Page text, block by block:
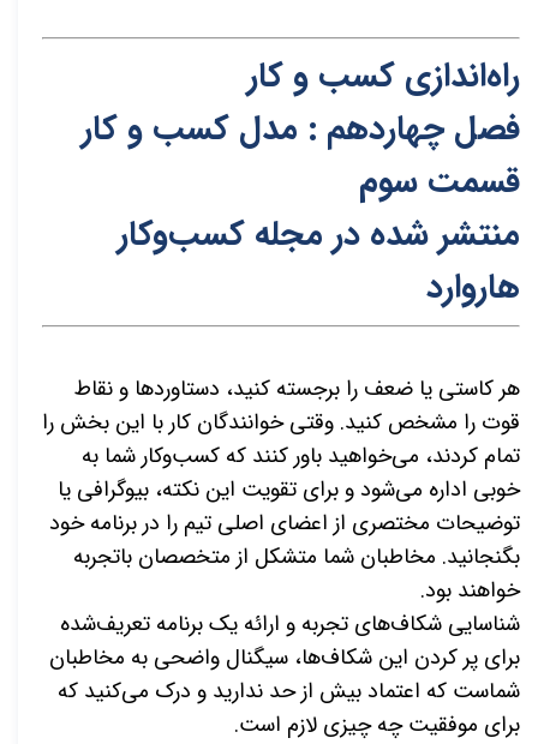
راه‌اندازی کسب و کار
فصل چهاردهم : مدل کسب و کار
قسمت سوم
منتشر شده در مجله کسب‌و‌کار
هاروارد
هر کاستی یا ضعف را برجسته کنید، دستاوردها و نقاط
قوت را مشخص کنید. وقتی خوانندگان کار با این بخش را
تمام کردند، می‌خواهید باور کنند که کسب‌وکار شما به
خوبی اداره می‌شود و برای تقویت این نکته، بیوگرافی یا
توضیحات مختصری از اعضای اصلی تیم را در برنامه خود
بگنجانید. مخاطبان شما متشکل از متخصصان باتجربه
خواهند بود.
شناسایی شکافهای تجربه و ارائه یک برنامه تعریفشده
برای پر کردن این شکافها، سیگنال واضحی به مخاطبان
شماست که اعتماد بیش از حد ندارید و درک میکنید که
برای موفقیت چه چیزی لازم است.